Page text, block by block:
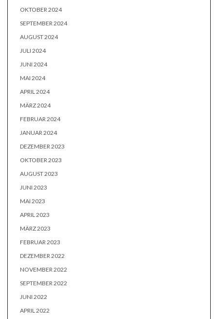
OKTOBER 2024
SEPTEMBER 2024
AUGUST 2024
JULI 2024
JUNI 2024
MAI 2024
APRIL 2024
MÄRZ 2024
FEBRUAR 2024
JANUAR 2024
DEZEMBER 2023
OKTOBER 2023
AUGUST 2023
JUNI 2023
MAI 2023
APRIL 2023
MÄRZ 2023
FEBRUAR 2023
DEZEMBER 2022
NOVEMBER 2022
SEPTEMBER 2022
JUNI 2022
APRIL 2022